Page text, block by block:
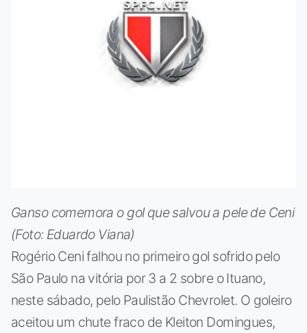
Ganso comemora o gol que salvou a pele de Ceni
(Foto: Eduardo Viana)
Rogério Ceni falhou no primeiro gol sofrido pelo
São Paulo na vitória por 3 a 2 sobre o Ituano,
neste sábado, pelo Paulistão Chevrolet. O goleiro
aceitou um chute fraco de Kleiton Domingues,